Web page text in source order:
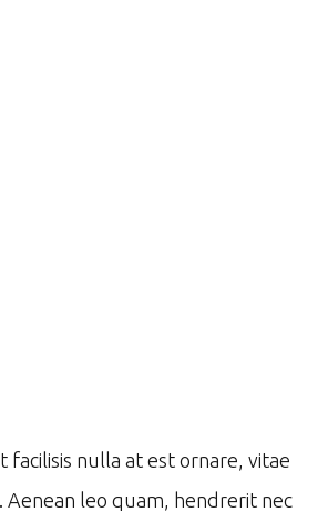
nulla at est ornare, vitae
leo quam, hendrerit nec